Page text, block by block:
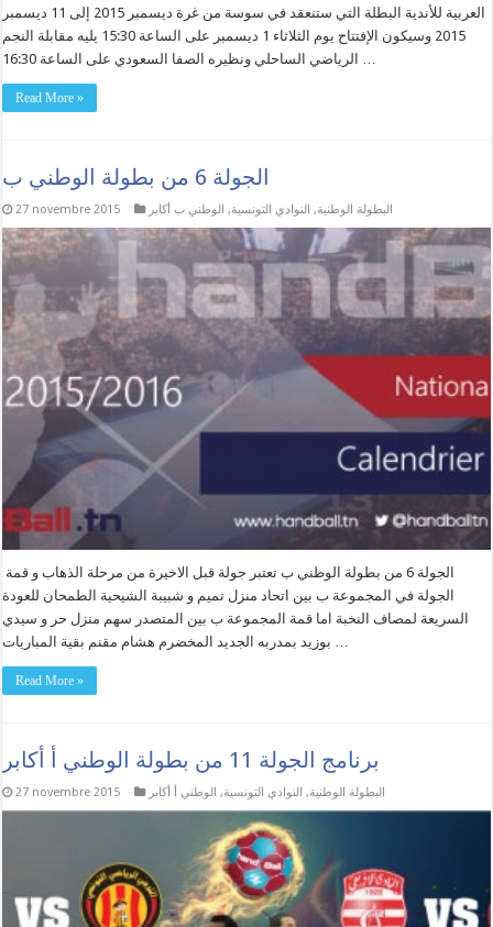
العربية للأندية البطلة التي ستنعقد في سوسة من غرة ديسمبر 2015 إلى 11 ديسمبر
2015 وسيكون الإفتتاح يوم الثلاثاء 1 ديسمبر على الساعة 15:30 يليه مقابلة النجم
الرياضي الساحلي ونظيره الصفا السعودي على الساعة 16:30 …
Read More »
الجولة 6 من بطولة الوطني ب
27 novembre 2015 البطولة الوطنية, النوادي التونسية, الوطني ب أكابر
الجولة في المجموعة ب بين اتحاد منزل تميم و شبيبة الشيحية الطمحان للعودة
السريعة لمصاف النخبة اما قمة المجموعة ب بين المتصدر سهم منزل حر و سيدي
بوزيد بمدربه الجديد المخضرم هشام مقنم بقية المباريات …
Read More »
برنامج الجولة 11 من بطولة الوطني أ أكابر
27 novembre 2015 البطولة الوطنية, النوادي التونسية, الوطني أ أكابر